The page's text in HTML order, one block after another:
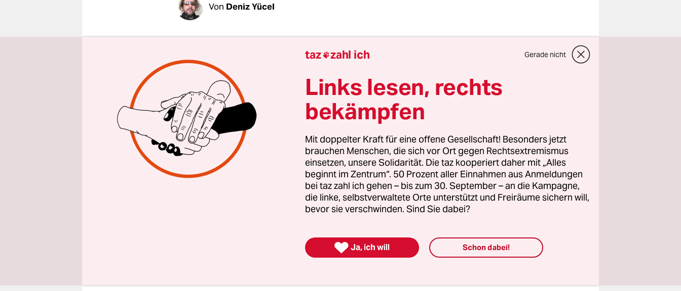
Von Deniz Yücel
Mit einem Wort: großartig! Schon das
zwischen Spanien und Italien war eines der besten des Turniers. Das
Finale aber übertrifft alles, was diese – insgesamt recht gute – EM zu
bieten hatte. Und ganz nebenbei ist es zeitweilig das beste und
abwechslungsreichste Turnierfinale seit – Gott allein weiß, seit wann.
Großartig ist namentlich die erste Halbzeit: Schnelle Spielzüge, häufige
Ballbesitzwechsel, selbst die auffällig vielen Abspiel- und Stockfehler,
die beiden Mannschaften unterlaufen, sprechen nicht gegen, sondern
für das Niveau dieser Partie. Man setzt sich gegenseitig unter Druck
und zwingt den Anderen zu Fehlern. Einen Gerard Piqué in der
spanischen Abwehr muss man erstmal tunneln können.Antonio
taz zahl ich Gerade nicht
Links lesen, rechts
bekämpfen
Mit doppelter Kraft für eine offene Gesellschaft! Besonders jetzt
brauchen Menschen, die sich vor Ort gegen Rechtsextremismus
einsetzen, unsere Solidarität. Die taz kooperiert daher mit „Alles
beginnt im Zentrum“. 50 Prozent aller Einnahmen aus Anmeldungen
bei taz zahl ich gehen – bis zum 30. September – an die Kampagne,
die linke, selbstverwaltete Orte unterstützt und Freiräume sichern will,
bevor sie verschwinden. Sind Sie dabei?
 Ja, ich will Schon dabei!